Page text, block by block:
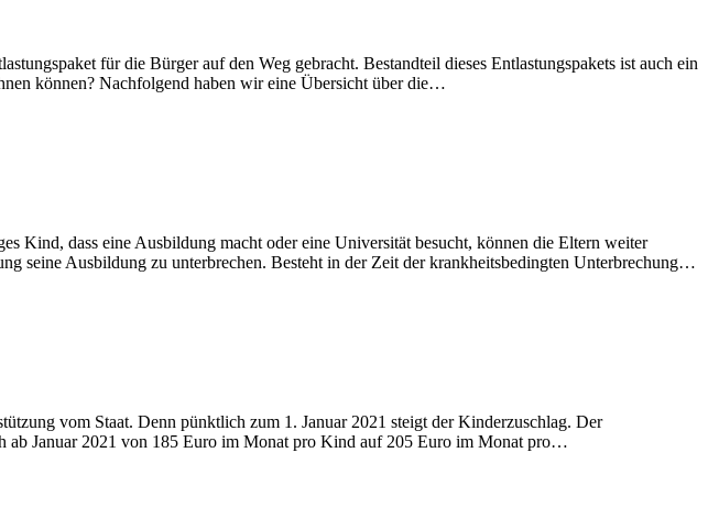
für die Bürger auf den Weg gebracht. Bestandteil dieses Entlastungspakets ist auch ein
können? Nachfolgend haben wir eine Übersicht über die…
Kind, dass eine Ausbildung macht oder eine Universität besucht, können die Eltern weiter
seine Ausbildung zu unterbrechen. Besteht in der Zeit der krankheitsbedingten Unterbrechung…
vom Staat. Denn pünktlich zum 1. Januar 2021 steigt der Kinderzuschlag. Der
ab Januar 2021 von 185 Euro im Monat pro Kind auf 205 Euro im Monat pro…